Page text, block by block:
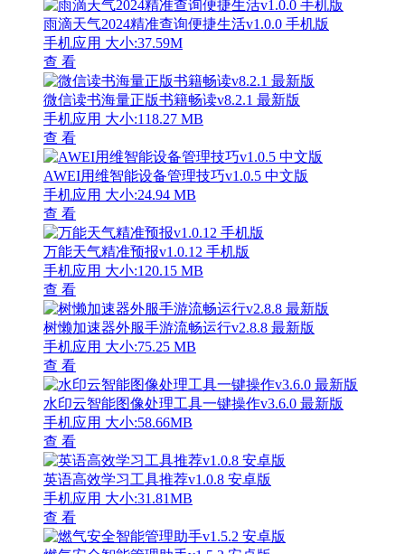
雨滴天气2024精准查询便捷生活v1.0.0 手机版
手机应用 大小:37.59M
查 看
微信读书海量正版书籍畅读v8.2.1 最新版
手机应用 大小:118.27 MB
查 看
AWEI用维智能设备管理技巧v1.0.5 中文版
手机应用 大小:24.94 MB
查 看
万能天气精准预报v1.0.12 手机版
手机应用 大小:120.15 MB
查 看
树懒加速器外服手游流畅运行v2.8.8 最新版
手机应用 大小:75.25 MB
查 看
水印云智能图像处理工具一键操作v3.6.0 最新版
手机应用 大小:58.66MB
查 看
英语高效学习工具推荐v1.0.8 安卓版
手机应用 大小:31.81MB
查 看